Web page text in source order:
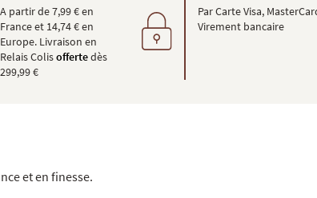
A partir de 7,99 € en
France et 14,74 € en
Europe. Livraison en
Relais Colisoffertedès
299,99 €
Par Carte Visa,
Virement bancaire
et en finesse.